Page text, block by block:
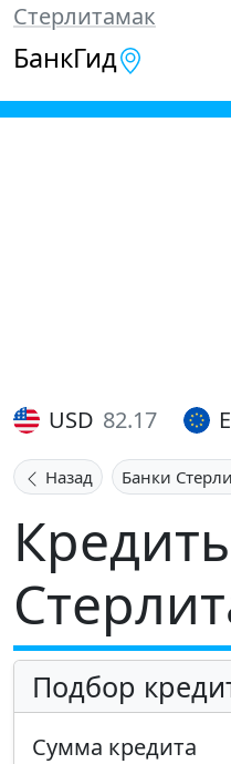
Стерлитамак
БанкГид
USD 82.17
Назад Банки
Подбор
Сумма кредита